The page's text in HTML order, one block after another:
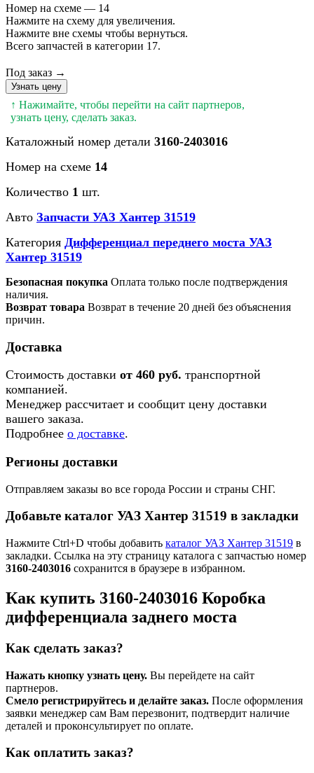
Номер на схеме — 14
Нажмите на схему для увеличения.
Нажмите вне схемы чтобы вернуться.
Всего запчастей в категории 17.
Под заказ →
Узнать цену
↑ Нажимайте, чтобы перейти на сайт партнеров,
узнать цену, сделать заказ.
Каталожный номер детали 3160-2403016
Номер на схеме 14
Количество 1 шт.
Авто Запчасти УАЗ Хантер 31519
Категория Дифференциал переднего моста УАЗ
Хантер 31519
Безопасная покупка Оплата только после подтверждения
наличия.
Возврат товара Возврат в течение 20 дней без объяснения
причин.
Доставка
Стоимость доставки от 460 руб. транспортной
компанией.
Менеджер рассчитает и сообщит цену доставки
вашего заказа.
Подробнее о доставке.
Регионы доставки
Отправляем заказы во все города России и страны СНГ.
Добавьте каталог УАЗ Хантер 31519 в закладки
Нажмите Ctrl+D чтобы добавить каталог УАЗ Хантер 31519 в
закладки. Ссылка на эту страницу каталога с запчастью номер
3160-2403016 сохранится в браузере в избранном.
Как купить 3160-2403016 Коробка
дифференциала заднего моста
Как сделать заказ?
Нажать кнопку узнать цену. Вы перейдете на сайт
партнеров.
Смело регистрируйтесь и делайте заказ. После оформления
заявки менеджер сам Вам перезвонит, подтвердит наличие
деталей и проконсультирует по оплате.
Как оплатить заказ?